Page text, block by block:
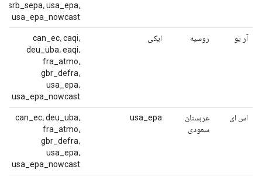
srb_sepa، usa_epa،
usa_epa_nowcast
آر یو روسیه ایکی
can_ec، caqi،
deu_uba، eaqi،
fra_atmo،
gbr_defra،
usa_epa،
usa_epa_nowcast
اس ای
عربستان
سعودی
usa_epa
can_ec، deu_uba،
fra_atmo،
gbr_defra،
usa_epa،
usa_epa_nowcast